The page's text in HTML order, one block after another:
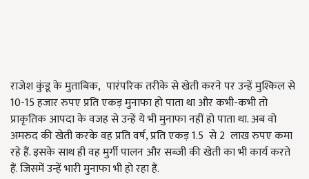
राजेश कुंडू के मुताबिक, पारंपरिक तरीके से खेती करने पर उन्हें मुश्किल से
10-15 हजार रुपए प्रति एकड़ मुनाफा हो पाता था और कभी-कभी तो
प्राकृतिक आपदा के वजह से उन्हें ये भी मुनाफा नहीं हो पाता था. अब वो
अमरुद की खेती करके वह प्रति वर्ष, प्रति एकड़ 1.5 से 2 लाख रुपए कमा
रहे हैं. इसके साथ ही वह मुर्गी पालन और सब्जी की खेती का भी कार्य करते
हैं. जिसमें उन्हें भारी मुनाफा भी हो रहा हैं.